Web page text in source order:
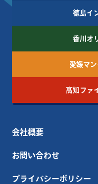
徳島イ
香川オ
愛媛マ
高知ファ
会社概要
お問い合わせ
プライバシーポリシー